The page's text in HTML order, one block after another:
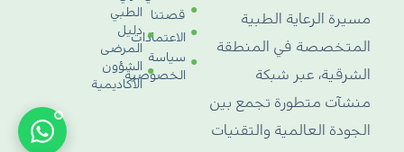
مسيرة الرعاية الطبية
المتخصصة في المنطقة
الشرقية، عبر شبكة
منشآت متطورة تجمع بين
الجودة العالمية والتقنيات
قصتنا
الاعتمادات
سياسة
الخصوصية
الطبي
دليل
المرضى
الشؤون
الأكاديمية